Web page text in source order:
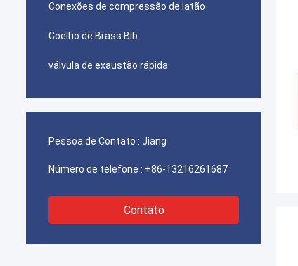
Conexões de compressão de latão
Coelho de Brass Bib
válvula de exaustão rápida
Pessoa de Contato : Jiang
Número de telefone : +86-13216261687
Contato